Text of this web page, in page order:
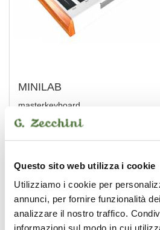
Questo sito web utilizza i cookie
Utilizziamo i cookie per
annunci, per fornire funzionalità
analizzare il nostro traffico.
MINILAB
masterkeyboard
ARTURIA